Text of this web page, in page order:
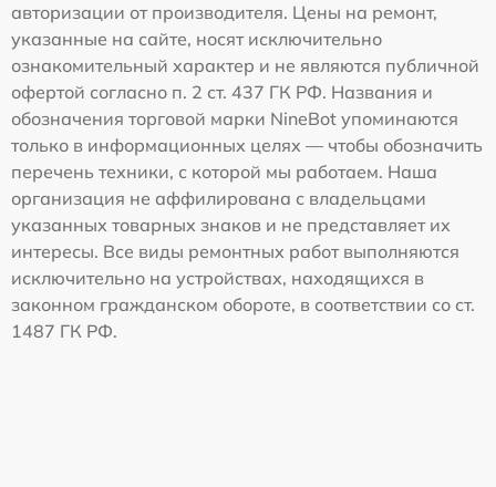
авторизации от производителя. Цены на ремонт,
указанные на сайте, носят исключительно
ознакомительный характер и не являются публичной
офертой согласно п. 2 ст. 437 ГК РФ. Названия и
обозначения торговой марки NineBot упоминаются
только в информационных целях — чтобы обозначить
перечень техники, с которой мы работаем. Наша
организация не аффилирована с владельцами
указанных товарных знаков и не представляет их
интересы. Все виды ремонтных работ выполняются
исключительно на устройствах, находящихся в
законном гражданском обороте, в соответствии со ст.
1487 ГК РФ.